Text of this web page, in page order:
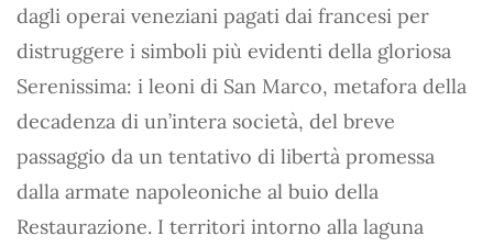
dagli operai veneziani pagati dai francesi per
distruggere i simboli più evidenti della gloriosa
Serenissima: i leoni di San Marco, metafora della
decadenza di un’intera società, del breve
passaggio da un tentativo di libertà promessa
dalla armate napoleoniche al buio della
Restaurazione. I territori intorno alla laguna